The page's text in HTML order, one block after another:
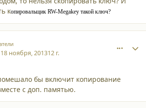
копировальщик RW-Megakey такой ключ?
18 ноября, 201312 г.
бы включит копирование
с доп. памятью.